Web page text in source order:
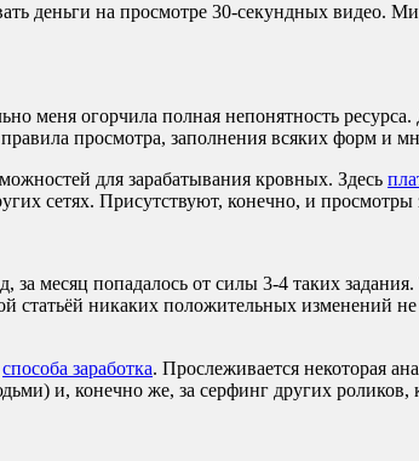
деньги на просмотре 30-секундных видео.
меня огорчила полная непонятность
просмотра, заполнения всяких форм и
для зарабатывания кровных. Здесь
сетях. Присутствуют, конечно, и просмотры
за месяц попадалось от силы 3-4 таких
статьёй никаких положительных изменений
способа заработка. Прослеживается некоторая
и, конечно же, за серфинг других роликов,